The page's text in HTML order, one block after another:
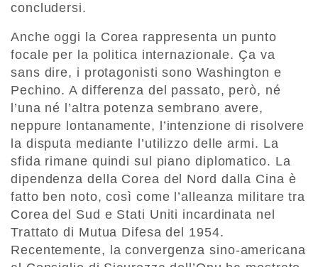
concludersi.
Anche oggi la Corea rappresenta un punto
focale per la politica internazionale. Ça va
sans dire, i protagonisti sono Washington e
Pechino. A differenza del passato, però, né
l’una né l’altra potenza sembrano avere,
neppure lontanamente, l’intenzione di risolvere
la disputa mediante l’utilizzo delle armi. La
sfida rimane quindi sul piano diplomatico. La
dipendenza della Corea del Nord dalla Cina è
fatto ben noto, così come l’alleanza militare tra
Corea del Sud e Stati Uniti incardinata nel
Trattato di Mutua Difesa del 1954.
Recentemente, la convergenza sino-americana